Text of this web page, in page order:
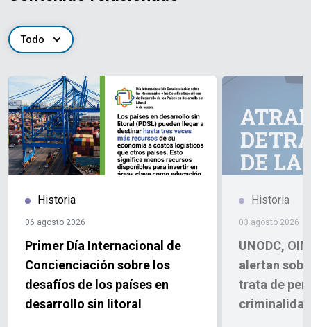
Todo
Historia
06 agosto 2026
Primer Día Internacional de
Concienciación sobre los
desafíos de los países en
desarrollo sin litoral
Historia
03 agosto 2026
UNODC,
alertan
trata de